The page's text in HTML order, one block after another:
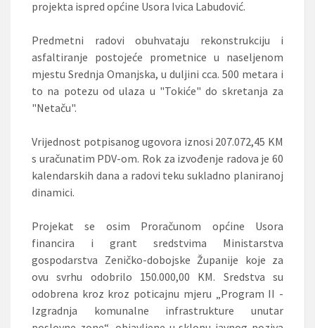
projekta ispred općine Usora Ivica Labudović.
Predmetni radovi obuhvataju rekonstrukciju i
asfaltiranje postojeće prometnice u naseljenom
mjestu Srednja Omanjska, u duljini cca. 500 metara i
to na potezu od ulaza u "Tokiće" do skretanja za
"Netaču".
Vrijednost potpisanog ugovora iznosi 207.072,45 KM
s uračunatim PDV-om. Rok za izvođenje radova je 60
kalendarskih dana a radovi teku sukladno planiranoj
dinamici.
Projekat se osim Proračunom općine Usora
financira i grant sredstvima Ministarstva
gospodarstva Zeničko-dobojske Županije koje za
ovu svrhu odobrilo 150.000,00 KM. Sredstva su
odobrena kroz kroz poticajnu mjeru „Program II -
Izgradnja komunalne infrastrukture unutar